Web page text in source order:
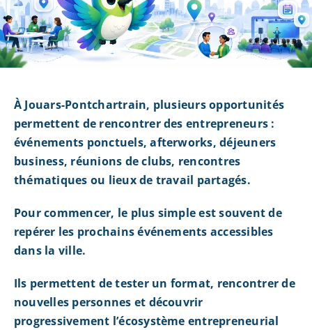
À Jouars-Pontchartrain, plusieurs opportunités
permettent de rencontrer des entrepreneurs :
événements ponctuels, afterworks, déjeuners
business, réunions de clubs, rencontres
thématiques ou lieux de travail partagés.
Pour commencer, le plus simple est souvent de
repérer les prochains événements accessibles
dans la ville.
Ils permettent de tester un format, rencontrer de
nouvelles personnes et découvrir
progressivement l’écosystème entrepreneurial